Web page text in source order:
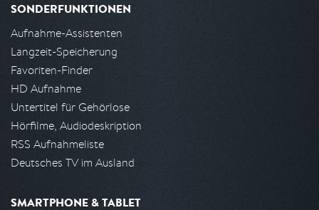
SONDERFUNKTIONEN
Aufnahme-Assistenten
Langzeit-Speicherung
Favoriten-Finder
HD Aufnahme
Untertitel für Gehörlose
Hörfilme, Audiodeskription
RSS Aufnahmeliste
Deutsches TV im Ausland
SMARTPHONE & TABLET